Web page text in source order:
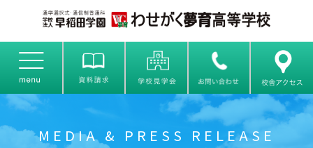
MEDIA & PRESS RELEASE